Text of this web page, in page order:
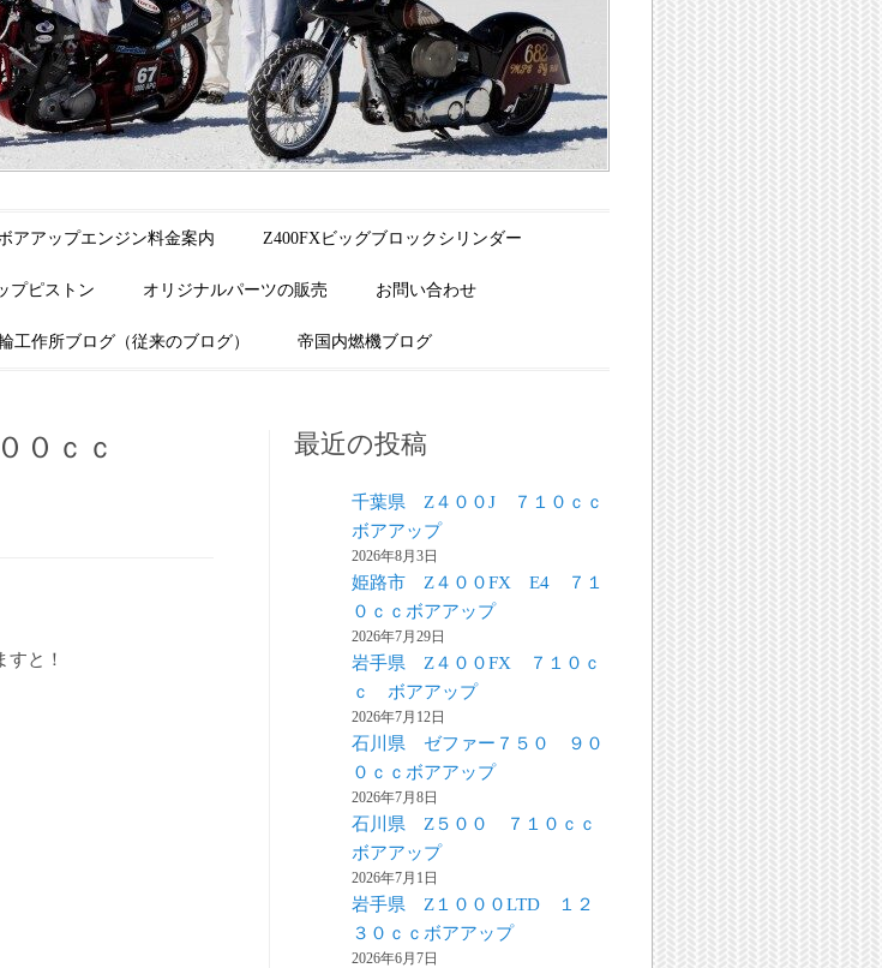
アアップエンジン料金案内 Z400FXビッグブロックシリンダー
プピストン オリジナルパーツの販売 お問い合わせ
工作所ブログ（従来のブログ） 帝国内燃機ブログ
０ｃｃ
と！
最近の投稿
千葉県 Z４００J ７１０ｃｃ
ボアアップ
2026年8月3日
姫路市 Z４００FX E4 ７１
０ｃｃボアアップ
2026年7月29日
岩手県 Z４００FX ７１０ｃ
ｃ ボアアップ
2026年7月12日
石川県 ゼファー７５０ ９０
０ｃｃボアアップ
2026年7月8日
石川県 Z５００ ７１０ｃｃ
ボアアップ
2026年7月1日
岩手県 Z１０００LTD １２
３０ｃｃボアアップ
2026年6月7日